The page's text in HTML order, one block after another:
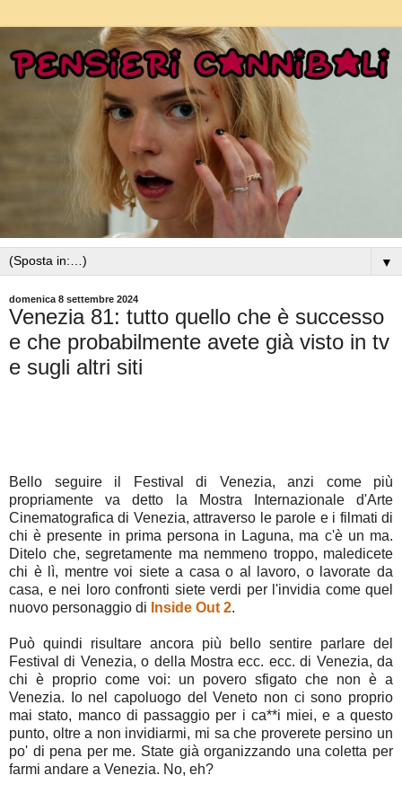
▼
domenica 8 settembre 2024
Venezia 81: tutto quello che è successo
e che probabilmente avete già visto in tv
e sugli altri siti
Bello seguire il Festival di Venezia, anzi come più
propriamente va detto la Mostra Internazionale d'Arte
Cinematografica di Venezia, attraverso le parole e i filmati di
chi è presente in prima persona in Laguna, ma c'è un ma.
Ditelo che, segretamente ma nemmeno troppo, maledicete
chi è lì, mentre voi siete a casa o al lavoro, o lavorate da
casa, e nei loro confronti siete verdi per l'invidia come quel
nuovo personaggio di Inside Out 2.
Può quindi risultare ancora più bello sentire parlare del
Festival di Venezia, o della Mostra ecc. ecc. di Venezia, da
chi è proprio come voi: un povero sfigato che non è a
Venezia. Io nel capoluogo del Veneto non ci sono proprio
mai stato, manco di passaggio per i ca**i miei, e a questo
punto, oltre a non invidiarmi, mi sa che proverete persino un
po' di pena per me. State già organizzando una coletta per
farmi andare a Venezia. No, eh?